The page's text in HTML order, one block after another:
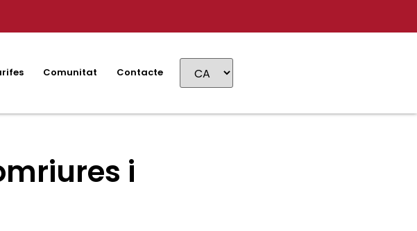
Comunitat Contacte
i